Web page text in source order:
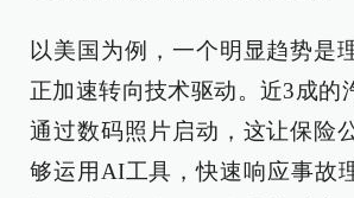
以美国为例，一个明显趋势是
正加速转向技术驱动。近3成的
通过数码照片启动，这让保险
够运用AI工具，快速响应事故